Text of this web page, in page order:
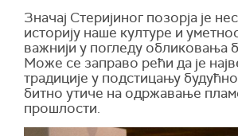
Значај Стеријиног позорја је
историју наше културе и
важнији у погледу обликовања
Може се заправо рећи да је
традиције у подстицању
битно утиче на одржавање
прошлости.